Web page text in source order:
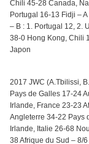
Chili 45-28 Canada,
Portugal 16-13 Fidji –
– B : 1. Portugal 12, 2.
38-0 Hong Kong, Chili
Japon
2017 JWC (A.Tbilissi,
Pays de Galles 17-24
Irlande, France 23-23
Angleterre 34-22 Pays
Irlande, Italie 26-68
38 Afrique du Sud – 8/